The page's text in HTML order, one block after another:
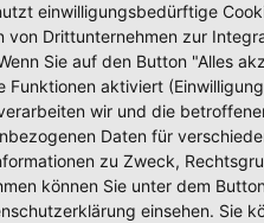
n
t
e
n
o
r
t
n
einwilligungsbedürftige
von Drittunternehmen zur
Sie auf den Button "Alles
Funktionen aktiviert
wir und die
Daten für
zu Zweck,
können Sie unter dem
einsehen. Sie